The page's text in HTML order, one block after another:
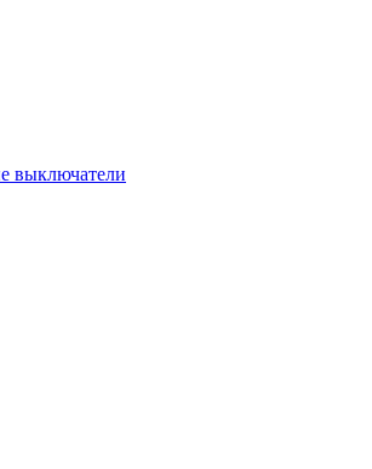
выключатели